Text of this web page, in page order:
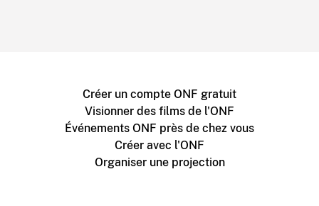
Créer un compte ONF gratuit
Visionner des films de l'ONF
Événements ONF près de chez vous
Créer avec l'ONF
Organiser une projection